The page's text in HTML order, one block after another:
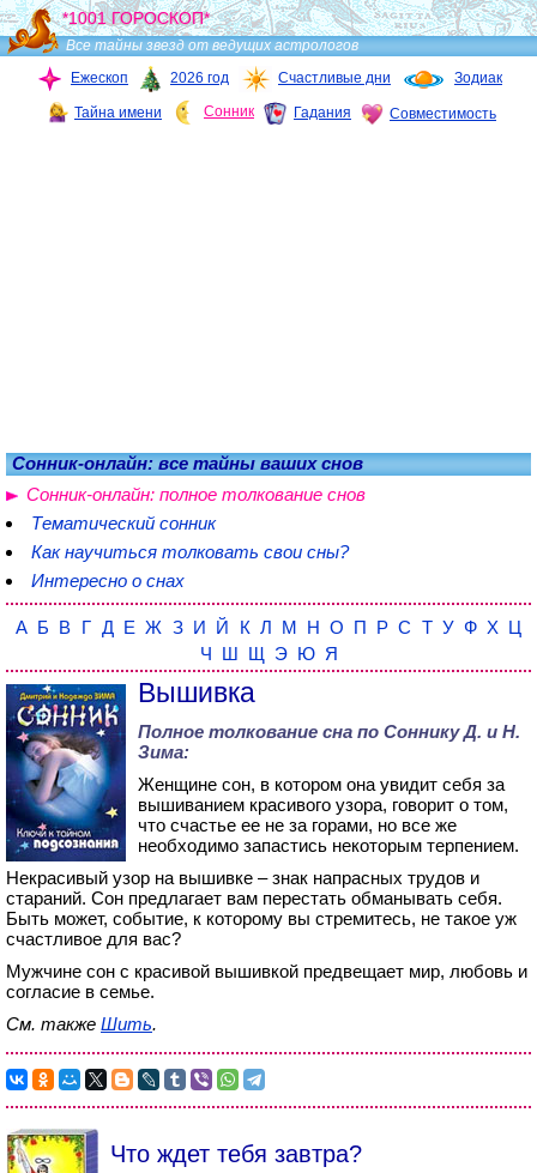
*1001 ГОРОСКОП*
Все тайны звезд от ведущих астрологов
Ежескоп
2026 год Счастливые дни Зодиак
Тайна имени Сонник Гадания Совместимость
Сонник-онлайн: все тайны ваших снов
Сонник-онлайн: полное толкование снов
Тематический сонник
Как научиться толковать свои сны?
Интересно о снах
А Б В Г Д Е Ж З И Й К Л М Н О П Р С Т У Ф Х Ц
Ч Ш Щ Э Ю Я
Вышивка
Полное толкование сна по Соннику Д. и Н.
Зима:
Женщине сон, в котором она увидит себя за
вышиванием красивого узора, говорит о том,
что счастье ее не за горами, но все же
необходимо запастись некоторым терпением.
Некрасивый узор на вышивке – знак напрасных трудов и
стараний. Сон предлагает вам перестать обманывать себя.
Быть может, событие, к которому вы стремитесь, не такое уж
счастливое для вас?
Мужчине сон с красивой вышивкой предвещает мир, любовь и
согласие в семье.
См. также Шить.
Что ждет тебя завтра?